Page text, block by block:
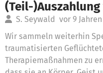
(Teil-
S. Seywald vor 9 Jahren
Wir sammeln weiterhin
traumatisierten
Therapiemaßnahmen zu